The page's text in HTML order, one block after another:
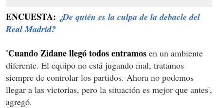
ENCUESTA: ¿De quién es la culpa de la debacle del
Real Madrid?
'Cuando Zidane llegó todos entramos en un ambiente
diferente. El equipo no está jugando mal, tratamos
siempre de controlar los partidos. Ahora no podemos
llegar a las victorias, pero la situación es mejor que antes',
agregó.